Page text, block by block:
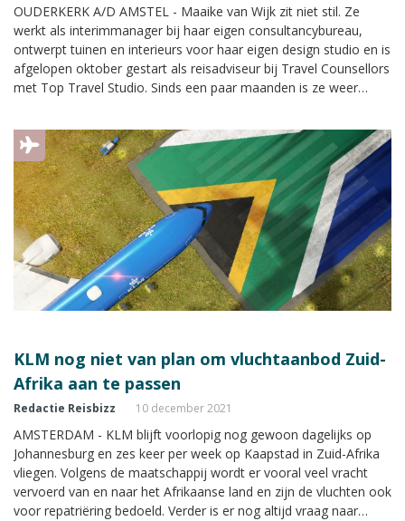
OUDERKERK A/D AMSTEL - Maaike van Wijk zit niet stil. Ze
werkt als interimmanager bij haar eigen consultancybureau,
ontwerpt tuinen en interieurs voor haar eigen design studio en is
afgelopen oktober gestart als reisadviseur bij Travel Counsellors
met Top Travel Studio. Sinds een paar maanden is ze weer
naar Zuid-Afrika.
KLM nog niet van plan om vluchtaanbod Zuid-
Afrika aan te passen
Redactie Reisbizz 10 december 2021
AMSTERDAM - KLM blijft voorlopig nog gewoon dagelijks op
Johannesburg en zes keer per week op Kaapstad in Zuid-Afrika
vliegen. Volgens de maatschappij wordt er vooral veel vracht
vervoerd van en naar het Afrikaanse land en zijn de vluchten ook
voor repatriëring bedoeld. Verder is er nog altijd vraag naar